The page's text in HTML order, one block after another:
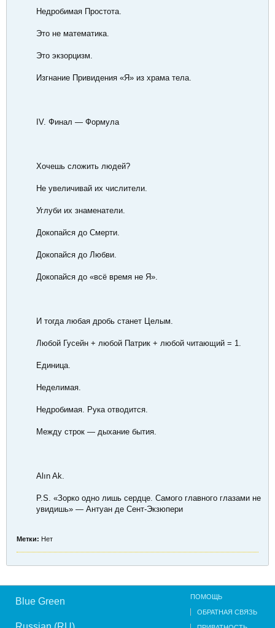
Недробимая Простота.
Это не математика.
Это экзорцизм.
Изгнание Привидения «Я» из храма тела.
IV. Финал — Формула
Хочешь сложить людей?
Не увеличивай их числители.
Углуби их знаменатели.
Докопайся до Смерти.
Докопайся до Любви.
Докопайся до «всё время не Я».
И тогда любая дробь станет Целым.
Любой Гусейн + любой Патрик + любой читающий = 1.
Единица.
Неделимая.
Недробимая. Рука отводится.
Между строк — дыхание бытия.
Alın Ak.
P.S. «Зорко одно лишь сердце. Самого главного глазами не
увидишь» — Антуан де Сент-Экзюпери
Метки: Нет
Blue Green ПОМОЩЬ
ОБРАТНАЯ СВЯЗЬ